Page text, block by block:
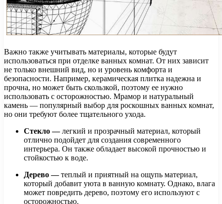
Важно также учитывать материалы, которые будут
использоваться при отделке ванных комнат. От них зависит
не только внешний вид, но и уровень комфорта и
безопасности. Например, керамическая плитка надежна и
прочна, но может быть скользкой, поэтому ее нужно
использовать с осторожностью. Мрамор и натуральный
камень — популярный выбор для роскошных ванных комнат,
но они требуют более тщательного ухода.
Стекло —легкий и прозрачный материал, который
отлично подойдет для создания современного
интерьера. Он также обладает высокой прочностью и
стойкостью к воде.
Дерево —теплый и приятный на ощупь материал,
который добавит уюта в ванную комнату. Однако, влага
может повредить дерево, поэтому его используют с
осторожностью.